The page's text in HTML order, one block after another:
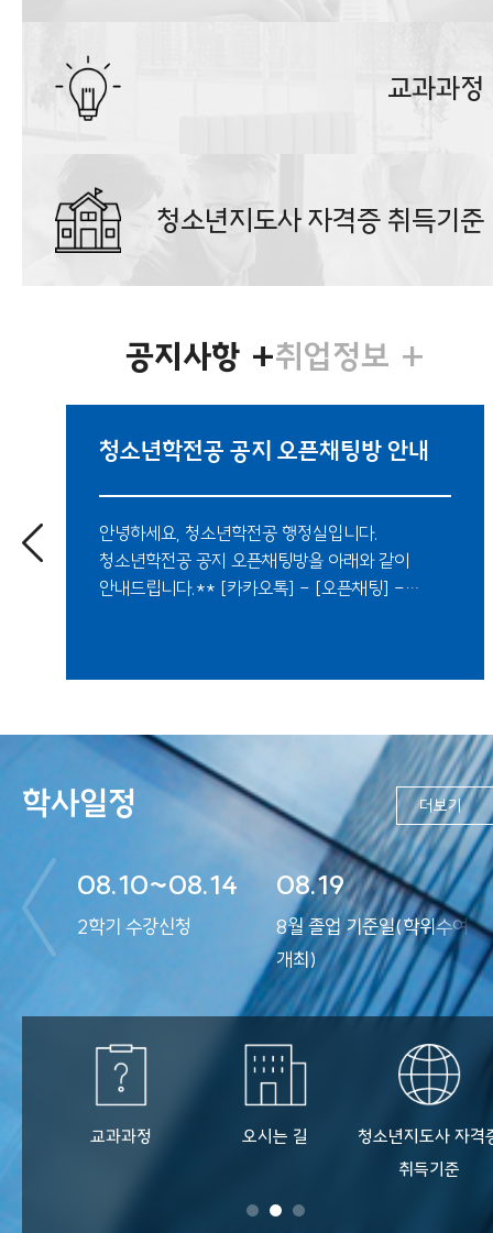
교과과정
청소년지도사 자격증 취득기준
공지사항 +취업정보 +
청소년학전공 공지 오픈채팅방 안내
안녕하세요, 청소년학전공 행정실입니다.
청소년학전공 공지 오픈채팅방을 아래와 같이
안내드립니다.** [카카오톡] - [오픈채팅] -
학사일정 더보기
08.10~08.14
2학기 수강신청
08.19
8월 졸업 기준일(학위수여
개최)
교과과정 오시는 길
청소년지도사 자격
취득기준